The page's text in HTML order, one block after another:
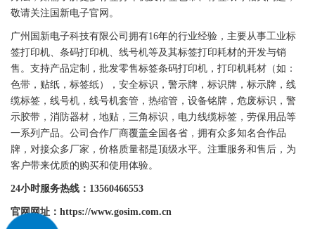
敬请关注 国新电子官网。
广州 国新电子科技有限公司拥有16年的行业经验，主要从事工业标
签打印机、 条码打印机、线号机等及其标签打印耗材的开发与销
售。支持产品定制，批发零售标签条码打印机 ， 打印机耗材（如：
色带 ， 贴纸 ， 标签纸），安全标识， 警示牌 ， 标识牌 ， 标示牌 ，线
缆标签 ，线号机，线号机套管，热缩管，设备铭牌， 危废标识 ，警
示胶带，消防器材，地贴，三角标识，电力线缆标签 ，劳保用品等
一系列产品。公司合作厂商覆盖全国各省，拥有众多知名合作品
牌，对接众多厂家，价格质量都是顶级水平。注重服务和售后，为
客户带来优质的购买和使用体验。
24小时服务热线：13560466553
官网网址：https://www.gosim.com.cn